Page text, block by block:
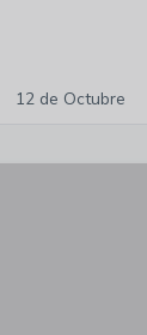
12 de Octubre